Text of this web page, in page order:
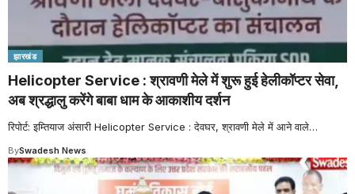
झारखंड
Helicopter Service : श्रावणी मेले में शुरू हुई हेलीकॉप्टर सेवा,
अब श्रद्धालु करेंगे बाबा धाम के आकाशीय दर्शन
रिपोर्ट: इम्तियाज अंसारी Helicopter Service : देवघर, श्रावणी मेले में आने वाले…
BySwadesh News